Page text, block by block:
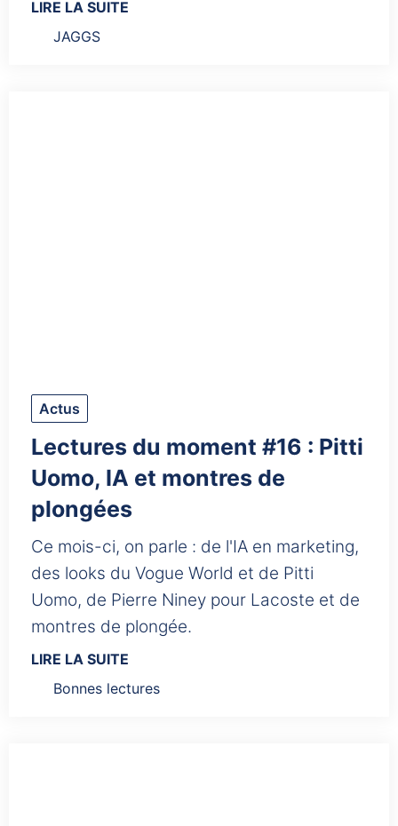
LIRE LA SUITE
JAGGS
Actus
Lectures du moment #16 : Pitti
Uomo, IA et montres de
plongées
Ce mois-ci, on parle : de l'IA en marketing,
des looks du Vogue World et de Pitti
Uomo, de Pierre Niney pour Lacoste et de
montres de plongée.
LIRE LA SUITE
Bonnes lectures